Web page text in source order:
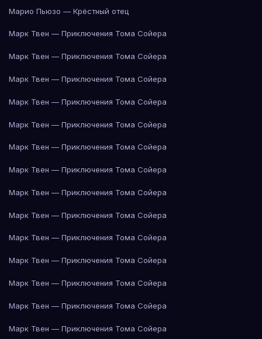
Марио Пьюзо — Крёстный отец
Марк Твен — Приключения Тома Сойера
Марк Твен — Приключения Тома Сойера
Марк Твен — Приключения Тома Сойера
Марк Твен — Приключения Тома Сойера
Марк Твен — Приключения Тома Сойера
Марк Твен — Приключения Тома Сойера
Марк Твен — Приключения Тома Сойера
Марк Твен — Приключения Тома Сойера
Марк Твен — Приключения Тома Сойера
Марк Твен — Приключения Тома Сойера
Марк Твен — Приключения Тома Сойера
Марк Твен — Приключения Тома Сойера
Марк Твен — Приключения Тома Сойера
Марк Твен — Приключения Тома Сойера